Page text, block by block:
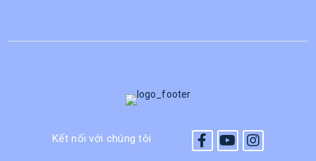
Kết nối với chúng tôi